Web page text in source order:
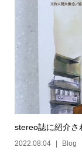
stereo誌に紹介さ
2022.08.04 Blog